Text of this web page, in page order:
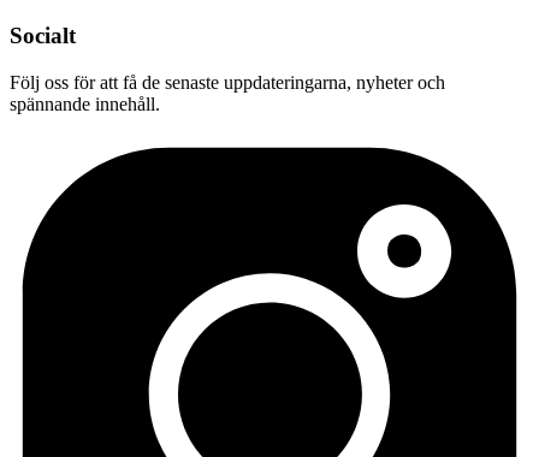
Socialt
Följ oss för att få de senaste uppdateringarna, nyheter och
spännande innehåll.